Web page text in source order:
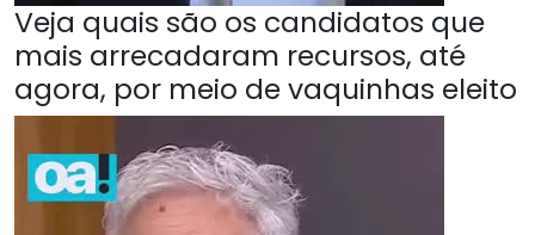
Veja quais são os candidatos que
mais arrecadaram recursos, até
agora, por meio de vaquinhas eleito